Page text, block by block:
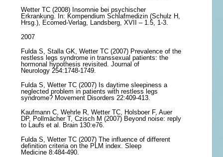
Wetter TC (2008) Insomnie bei psychischer
Erkrankung. In: Kompendium Schlafmedizin (Schulz H,
Hrsg.), Ecomed-Verlag, Landsberg, XVII – 1.5, 1-3.
2007
Fulda S, Stalla GK, Wetter TC (2007) Prevalence of the
restless legs syndrome in transsexual patients: the
hormonal hypothesis revisited. Journal of
Neurology 254:1748-1749.
Fulda S, Wetter TC (2007) Is daytime sleepiness a
neglected problem in patients with restless legs
syndrome? Movement Disorders 22:409-413.
Kaufmann C, Wehrle R, Wetter TC, Holsboer F, Auer
DP, Pollmächer T, Czisch M (2007) Beyond noise: reply
to Laufs et al. Brain 130:e76.
Fulda S, Wetter TC (2007) The influence of different
definition criteria on the PLM index. Sleep
Medicine 8:484-490.